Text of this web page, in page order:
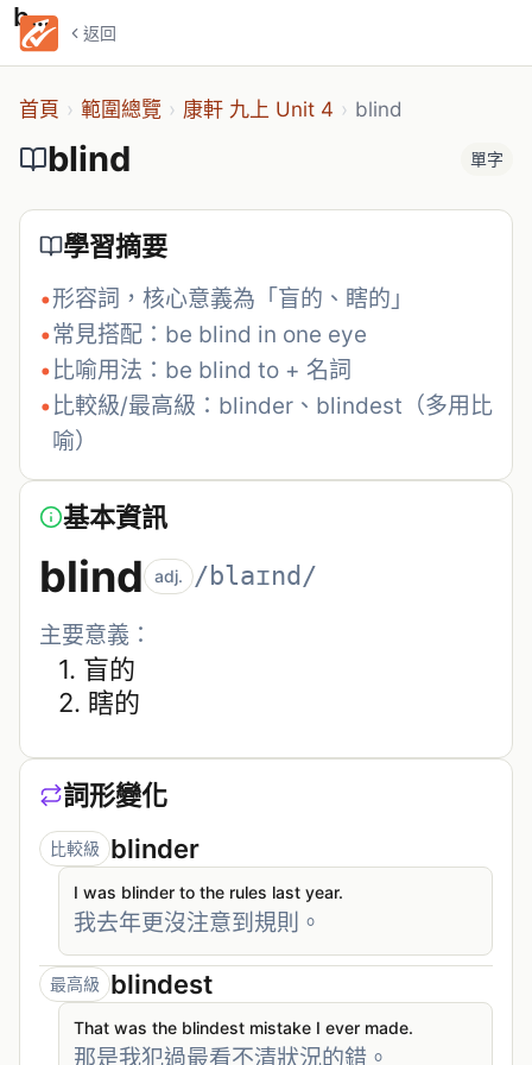
返回
blind
首頁 › 範圍總覽 › 康軒 九上 Unit 4 › blind
blind 單字
學習摘要
•形容詞，核心意義為「盲的、瞎的」
•常見搭配：be blind in one eye
•比喻用法：be blind to + 名詞
•比較級/最高級：blinder、blindest（多用比
喻）
基本資訊
blind adj. /blaɪnd/
主要意義：
1. 盲的
2. 瞎的
詞形變化
比較級 blinder
I was blinder to the rules last year.
我去年更沒注意到規則。
最高級 blindest
That was the blindest mistake I ever made.
那是我犯過最看不清狀況的錯。